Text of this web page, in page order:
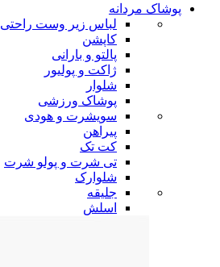
پوشاک مردانه
لباس زیر وست راحتی
کاپشن
پالتو و بارانی
ژاکت و پولیور
شلوار
پوشاک ورزشی
سویشرت و هودی
پیراهن
کت تک
تی شرت و پولو شرت
شلوارک
جلیقه
اسلش